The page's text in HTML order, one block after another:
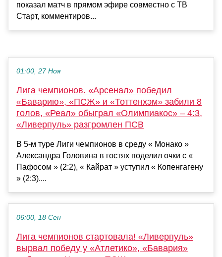
показал матч в прямом эфире совместно с ТВ
Старт, комментиров...
01:00, 27 Ноя
Лига чемпионов. «Арсенал» победил
«Баварию», «ПСЖ» и «Тоттенхэм» забили 8
голов, «Реал» обыграл «Олимпиакос» – 4:3,
«Ливерпуль» разгромлен ПСВ
В 5-м туре Лиги чемпионов в среду « Монако »
Александра Головина в гостях поделил очки с «
Пафосом » (2:2), « Кайрат » уступил « Копенгагену
» (2:3)....
06:00, 18 Сен
Лига чемпионов стартовала! «Ливерпуль»
вырвал победу у «Атлетико», «Бавария»